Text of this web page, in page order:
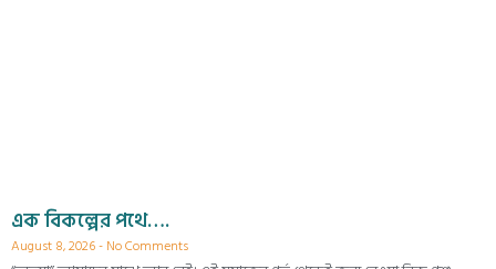
এক বিকল্পের পথে….
August 8, 2026 No Comments